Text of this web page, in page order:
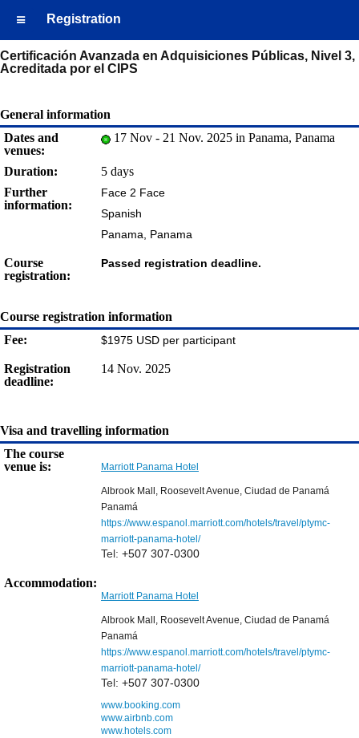
Registration
Certificación Avanzada en Adquisiciones Públicas, Nivel 3,
Acreditada por el CIPS
General information
Dates and
venues:
17 Nov - 21 Nov. 2025 in Panama, Panama
Duration:
5 days
Further
information:
Face 2 Face
Spanish
Panama, Panama
Course
registration:
Passed registration deadline.
Course registration information
Fee:
$1975 USD per participant
Registration
deadline:
14 Nov. 2025
Visa and travelling information
The course
venue is:
Marriott Panama Hotel
Albrook Mall, Roosevelt Avenue, Ciudad de Panamá
Panamá
https://www.espanol.marriott.com/hotels/travel/ptymc-
marriott-panama-hotel/
Tel: +507 307-0300
Accommodation:
Marriott Panama Hotel
Albrook Mall, Roosevelt Avenue, Ciudad de Panamá
Panamá
https://www.espanol.marriott.com/hotels/travel/ptymc-
marriott-panama-hotel/
Tel: +507 307-0300
www.booking.com
www.airbnb.com
www.hotels.com